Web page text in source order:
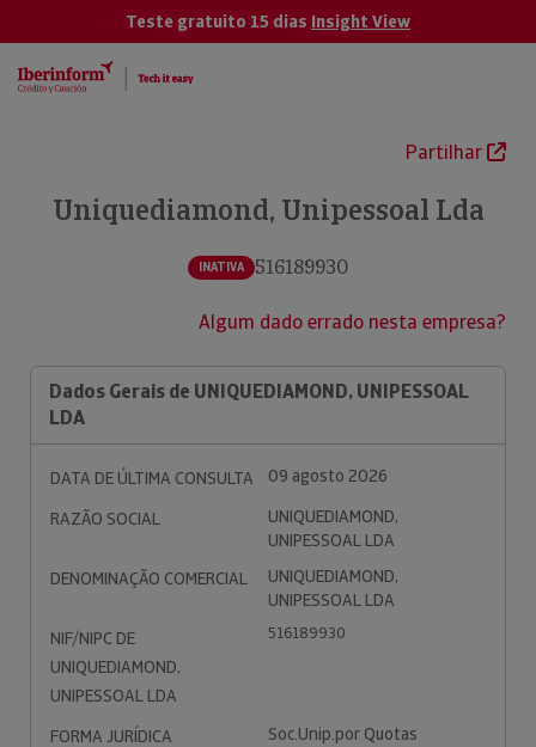
Teste gratuito 15 dias Insight View
Partilhar
Uniquediamond, Unipessoal Lda
INATIVA 516189930
Algum dado errado nesta empresa?
Dados Gerais de UNIQUEDIAMOND, UNIPESSOAL
LDA
DATA DE ÚLTIMA CONSULTA
09 agosto 2026
RAZÃO SOCIAL
UNIQUEDIAMOND,
UNIPESSOAL LDA
DENOMINAÇÃO COMERCIAL
UNIQUEDIAMOND,
UNIPESSOAL LDA
NIF/NIPC DE
UNIQUEDIAMOND,
UNIPESSOAL LDA
516189930
FORMA JURÍDICA
Soc.Unip.por Quotas